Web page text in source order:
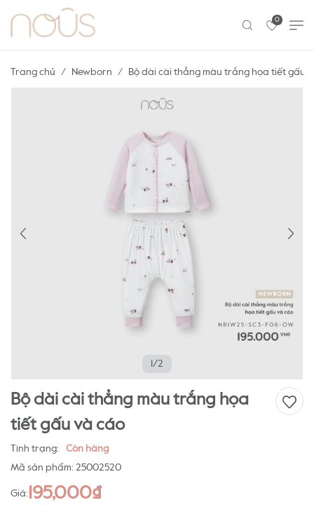
0
Trang chủ Newborn Bộ dài cài thẳng màu trắng họa tiết gấu
1/2
Bộ dài cài thẳng màu trắng họa
tiết gấu và cáo
Tình trạng:
Còn hàng
Mã sản phẩm: 25002520
Giá: 195,000₫